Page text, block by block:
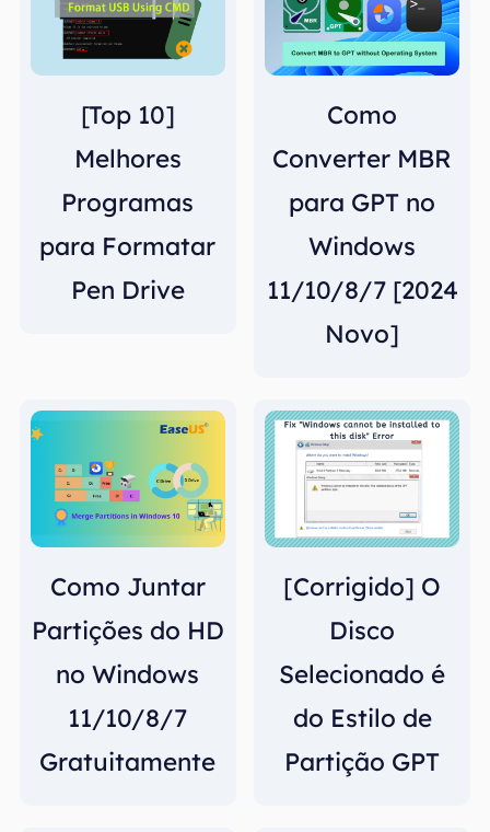
[Top 10]
Melhores
Programas
para Formatar
Pen Drive
Como
Converter MBR
para GPT no
Windows
11/10/8/7 [2024
Novo]
Como Juntar
Partições do HD
no Windows
11/10/8/7
Gratuitamente
[Corrigido] O
Disco
Selecionado é
do Estilo de
Partição GPT